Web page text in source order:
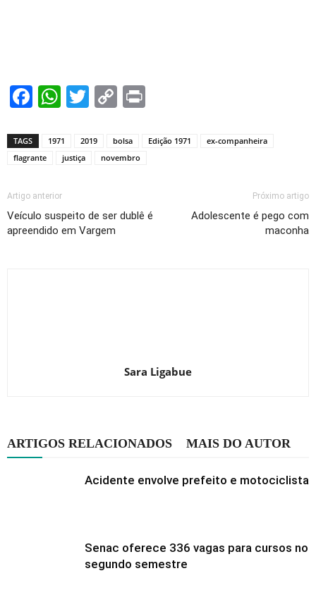
Facebook
WhatsApp
TwitterCopy
TAGS 1971 2019 bolsa Edição 1971
ex-companheira
flagrante
justiça novembro
Artigo anterior
Veículo suspeito de ser dublê é
apreendido em Vargem
Próximo artigo
Adolescente é pego com
maconha
Sara Ligabue
ARTIGOS RELACIONADOS MAIS DO AUTOR
Acidente envolve prefeito e motociclista
Senac oferece 336 vagas para cursos no
segundo semestre